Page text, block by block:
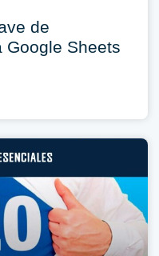
de
Google Sheets